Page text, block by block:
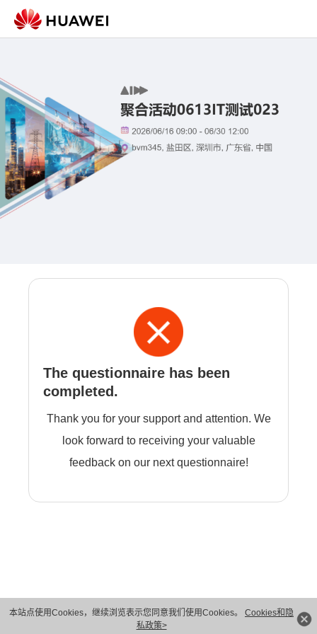
本站点使用Cookies，继续浏览表示您同意我们使用Cookies。 Cookies和隐
私政策>
The questionnaire has been
completed.
Thank you for your support and attention. We
look forward to receiving your valuable
feedback on our next questionnaire!
版权所有 © 华为技术有限公司 1998-2026。 保留一切权利。粤A2-20044005号
隐私保护
法律声明